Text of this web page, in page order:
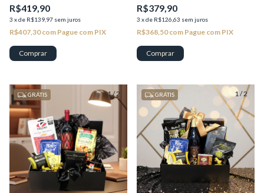
R$419,90
3 xde R$139,97 sem juros
R$407,30com Pague com PIX
R$379,90
3 xde R$126,63 sem juros
R$368,50com Pague com PIX
1/2
GRÁTIS 1/2
GRÁTIS